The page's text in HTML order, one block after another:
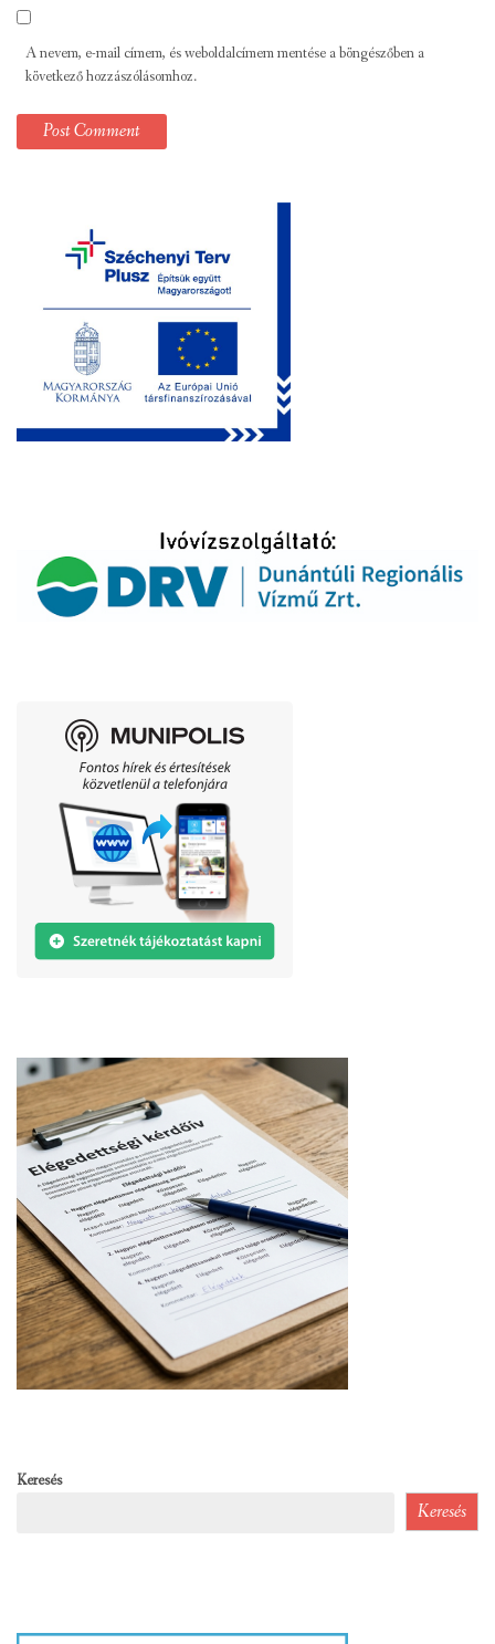
A nevem, e-mail címem, és weboldalcímem mentése a böngészőben a
következő hozzászólásomhoz.
Keresés
Keresés